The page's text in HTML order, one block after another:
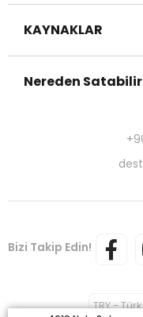
KAYNAKLAR
Nereden
Bizi Takip Edin!
TRY -